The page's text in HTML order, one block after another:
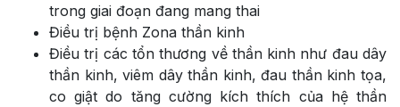
trong giai đoạn đang mang thai
Điều trị bệnh Zona thần kinh
Điều trị các tổn thương về thần kinh như đau dây
thần kinh, viêm dây thần kinh, đau thần kinh tọa,
co giật do tăng cường kích thích của hệ thần